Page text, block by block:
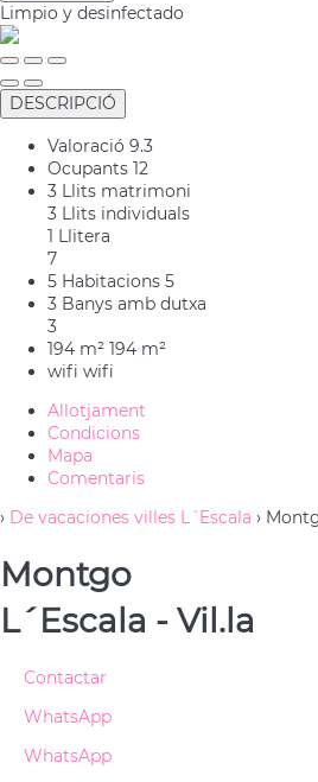
Limpio y desinfectado
DESCRIPCIÓ
Valoració 9.3
Ocupants 12
3 Llits matrimoni
3 Llits individuals
1 Llitera
7
5 Habitacions 5
3 Banys amb dutxa
3
194 m² 194 m²
wifi wifi
Allotjament
Condicions
Mapa
Comentaris
› De vacaciones villes L´Escala ›
Montgo
L´Escala - Vil.la
Contactar
WhatsApp
WhatsApp